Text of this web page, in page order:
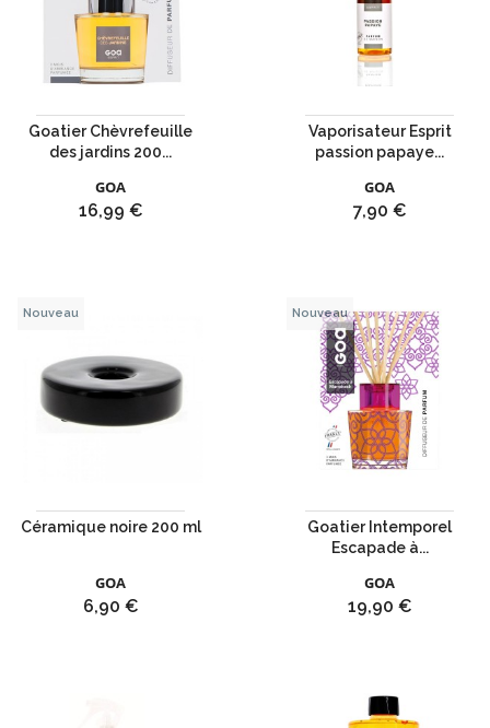
Goatier Chèvrefeuille
des jardins 200...
GOA
Prix
16,99 €
Vaporisateur Esprit
passion papaye...
GOA
Prix
7,90 €
Céramique noire 200 ml
GOA
Prix
6,90 €
Nouveau
Goatier Intemporel
Escapade à...
GOA
Prix
19,90 €
Nouveau